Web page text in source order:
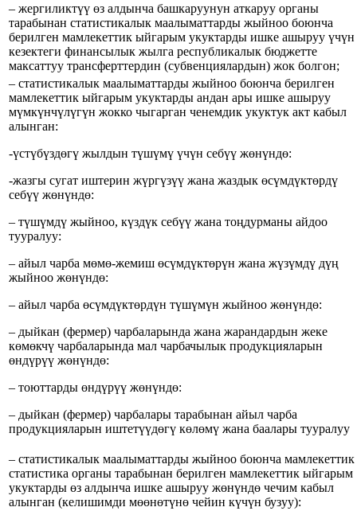
– жергиликтүү өз алдынча башкаруунун аткаруу органы
тарабынан статистикалык маалыматтарды жыйноо боюнча
берилген мамлекеттик ыйгарым укуктарды ишке ашыруу үчүн
кезектеги финансылык жылга республикалык бюджетте
максаттуу трансферттердин (субвенциялардын) жок болгон;
– статистикалык маалыматтарды жыйноо боюнча берилген
мамлекеттик ыйгарым укуктарды андан ары ишке ашыруу
мүмкүнчүлүгүн жокко чыгарган ченемдик укуктук акт кабыл
алынган:
-үстүбүздөгү жылдын түшүмү үчүн себүү жөнүндө:
-жазгы сугат иштерин жүргүзүү жана жаздык өсүмдүктөрдү
себүү жөнүндө:
– түшүмдү жыйноо, күздүк себүү жана тоңдурманы айдоо
тууралуу:
– айыл чарба мөмө-жемиш өсүмдүктөрүн жана жүзүмдү дүң
жыйноо жөнүндө:
– айыл чарба өсүмдүктөрдүн түшүмүн жыйноо жөнүндө:
– дыйкан (фермер) чарбаларында жана жарандардын жеке
көмөкчү чарбаларында мал чарбачылык продукцияларын
өндүрүү жөнүндө:
– тоюттарды өндүрүү жөнүндө:
– дыйкан (фермер) чарбалары тарабынан айыл чарба
продукцияларын иштетүүдөгү көлөмү жана баалары тууралуу
– статистикалык маалыматтарды жыйноо боюнча мамлекеттик
статистика органы тарабынан берилген мамлекеттик ыйгарым
укуктарды өз алдынча ишке ашыруу жөнүндө чечим кабыл
алынган (келишимди мөөнөтүнө чейин күчүн бузуу):